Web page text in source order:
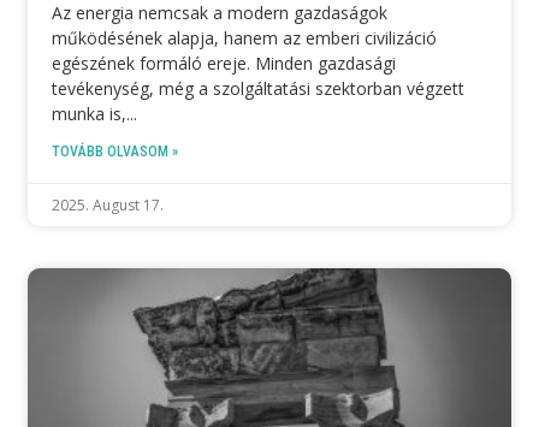
Az energia nemcsak a modern gazdaságok
működésének alapja, hanem az emberi civilizáció
egészének formáló ereje. Minden gazdasági
tevékenység, még a szolgáltatási szektorban végzett
munka is,
TOVÁBB OLVASOM »
2025. August 17.